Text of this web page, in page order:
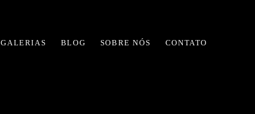
GALERIAS BLOG SOBRE NÓS CONTATO